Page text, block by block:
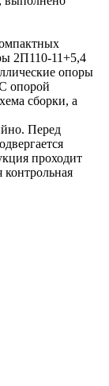
2П110-11+5,4
опоры
опорой
сборки, а
Перед
проходит